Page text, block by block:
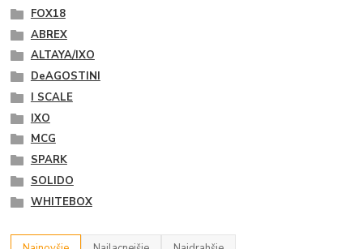
FOX18
ABREX
ALTAYA/IXO
DeAGOSTINI
I SCALE
IXO
MCG
SPARK
SOLIDO
WHITEBOX